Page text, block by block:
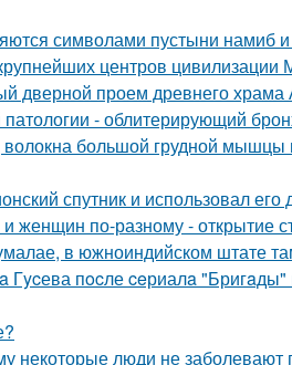
символами пустыни намиб и
центров
дверной проем древнего храма
- облитерирующий
волокна большой грудной
спутник и использовал
женщин по-разному - открытие
в южноиндийском штате
Гycева пocле ceриалa "Бригaды"
некоторые люди не заболевают